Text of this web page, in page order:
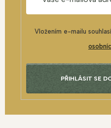
Vložením e-mailu
PŘIHLÁSIT SE